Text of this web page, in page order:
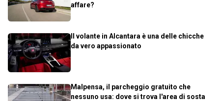
affare?
Il volante in Alcantara è una delle chicche
da vero appassionato
Malpensa, il parcheggio gratuito che
nessuno usa: dove si trova l'area di sosta